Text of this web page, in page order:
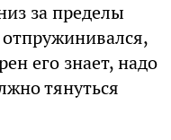
за пределы
его знает, надо
тянуться